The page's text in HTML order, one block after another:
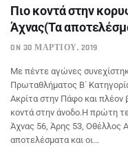
Πιο κοντά στην
Άχνας(Τα
ON 30 ΜΑΡΤΊΟΥ, 2019
Με πέντε αγώνες
Πρωταθλήματος Β΄
Ακρίτα στην Πάφο και πλέον
κοντά στην άνοδο.Η πρώτη
Άχνας 56, Άρης 53, Οθέλλος
αποτελέσματα και οι...